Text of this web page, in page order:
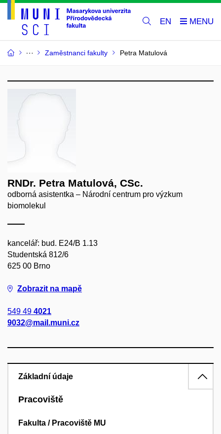
EN
Zaměstnanci fakulty Petra Matulová
RNDr. Petra Matulová, CSc.
odborná asistentka – Národní centrum pro výzkum
biomolekul
kancelář: bud. E24/B 1.13
Studentská 812/6
625 00 Brno
Zobrazit na mapě
549 49 4021
9032@mail.muni.cz
Základní údaje
Pracoviště
Fakulta / Pracoviště MU